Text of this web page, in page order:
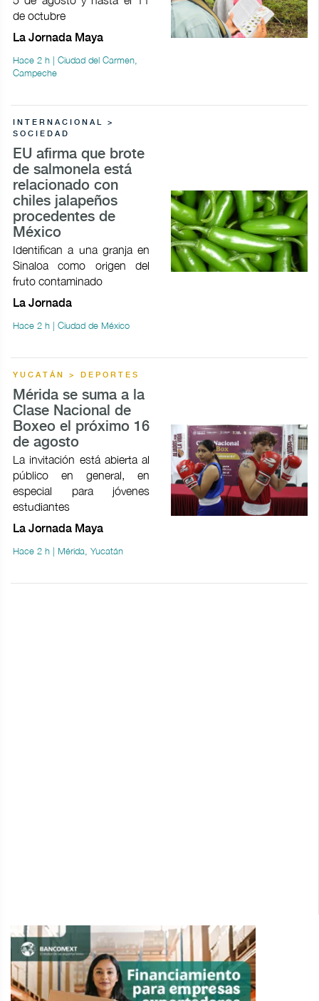
de octubre
La Jornada Maya
Hace 2 h | Ciudad del Carmen,
Campeche
INTERNACIONAL >
SOCIEDAD
EU afirma que brote
de salmonela está
relacionado con
chiles jalapeños
procedentes de
México
Identifican a una granja en
Sinaloa como origen del
fruto contaminado
La Jornada
Hace 2 h | Ciudad de México
YUCATÁN > DEPORTES
Mérida se suma a la
Clase Nacional de
Boxeo el próximo 16
de agosto
La invitación está abierta al
público en general, en
especial para jóvenes
estudiantes
La Jornada Maya
Hace 2 h | Mérida, Yucatán